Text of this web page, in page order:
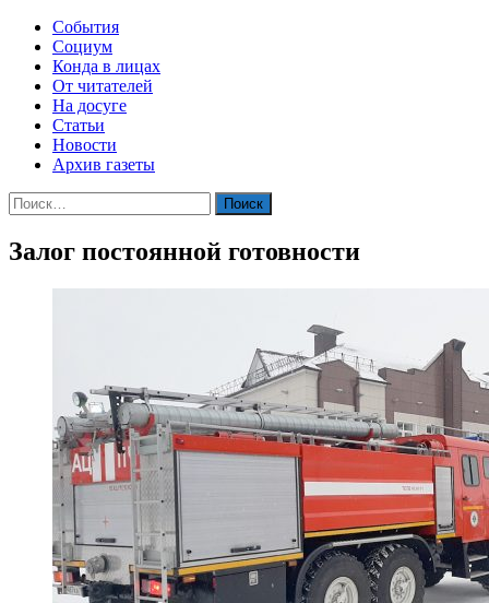
События
Социум
Конда в лицах
От читателей
На досуге
Статьи
Новости
Архив газеты
Найти:
Залог постоянной готовности